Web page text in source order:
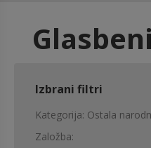
Izbrani filtri
Kategorija Ostala
Založba